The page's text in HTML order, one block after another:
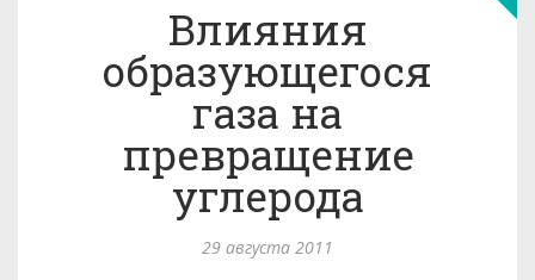
Влияния
образующегося
газа на
превращение
углерода
29 августа 2011